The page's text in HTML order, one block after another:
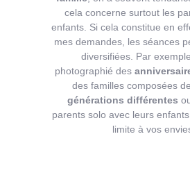
cela concerne surtout les
enfants. Si cela constitue en
mes demandes, les séances
diversifiées. Par
photographié des
des familles composées de
générations différentes
parents solo avec leurs
limite à vos